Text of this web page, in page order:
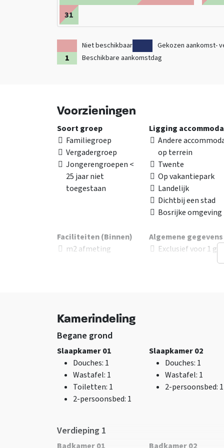
31
Niet beschikbaar Gekozen aankomst-
Beschikbare aankomstdag
Voorzieningen
Ligging
Andere
op terrein
Twente
Op vakantiepark
Landelijk
Dichtbij een stad
Bosrijke omgeving
Faciliteiten (Binnen)
m2 afmeting
TV
Soort groep
Familiegroep
Vergadergroep
Jongerengroepen <
25 jaar niet
toegestaan
Algemene gegevens
Exclusief voor 1
Vloer keuken
met vloerverwarming
Slaapkamers
Kamerindeling
Begane grond
Slaapkamer 01
Douches: 1
Wastafel: 1
Toiletten: 1
2-persoonsbed: 1
Slaapkamer 02
Douches: 1
Wastafel: 1
2-persoonsbed: 1
Verdieping 1